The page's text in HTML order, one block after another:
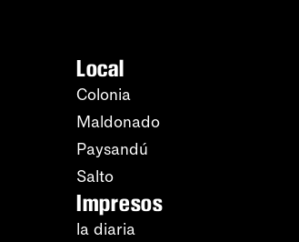
Local
Colonia
Maldonado
Paysandú
Salto
Impresos
la diaria